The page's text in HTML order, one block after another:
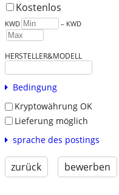
Kostenlos
KWD – KWD
HERSTELLER&MODELL
Bedingung
Kryptowährung OK
Lieferung möglich
sprache des postings
zurück bewerben